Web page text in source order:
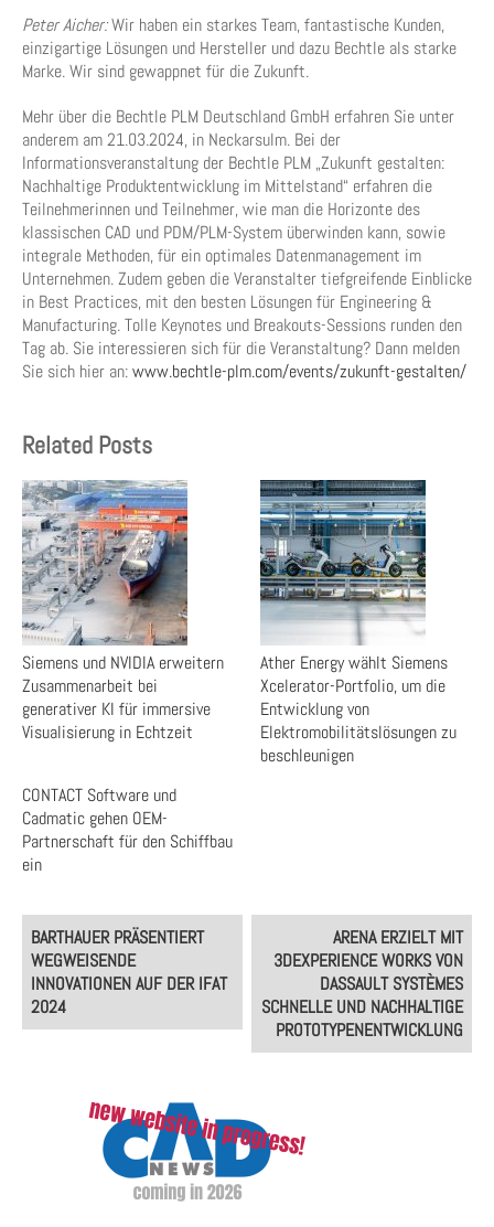
Peter Aicher:Wir haben ein starkes Team, fantastische Kunden,
einzigartige Lösungen und Hersteller und dazu Bechtle als starke
Marke. Wir sind gewappnet für die Zukunft.
Mehr über die Bechtle PLM Deutschland GmbH erfahren Sie unter
anderem am 21.03.2024, in Neckarsulm. Bei der
Informationsveranstaltung der Bechtle PLM „Zukunft gestalten:
Nachhaltige Produktentwicklung im Mittelstand“ erfahren die
Teilnehmerinnen und Teilnehmer, wie man die Horizonte des
klassischen CAD und PDM/PLM-System überwinden kann, sowie
integrale Methoden, für ein optimales Datenmanagement im
Unternehmen. Zudem geben die Veranstalter tiefgreifende Einblicke
in Best Practices, mit den besten Lösungen für Engineering &
Manufacturing. Tolle Keynotes und Breakouts-Sessions runden den
Tag ab. Sie interessieren sich für die Veranstaltung? Dann melden
Sie sich hier an:www.bechtle-plm.com/events/zukunft-gestalten/
Related Posts
Siemens und NVIDIA erweitern
Zusammenarbeit bei
generativer KI für immersive
Visualisierung in Echtzeit
Ather Energy wählt Siemens
Xcelerator-Portfolio, um die
Entwicklung von
Elektromobilitätslösungen zu
beschleunigen
CONTACT Software und
Cadmatic gehen OEM-
Partnerschaft für den Schiffbau
ein
Post
navigation
BARTHAUER PRÄSENTIERT
WEGWEISENDE
INNOVATIONEN AUF DER IFAT
2024
ARENA ERZIELT MIT
3DEXPERIENCE WORKS VON
DASSAULT SYSTÈMES
SCHNELLE UND NACHHALTIGE
PROTOTYPENENTWICKLUNG